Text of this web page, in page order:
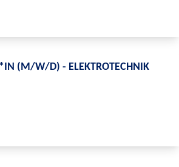
(M/W/D) - ELEKTROTECHNIK